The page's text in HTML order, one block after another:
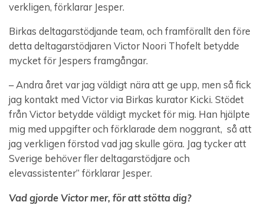
verkligen, förklarar Jesper.
Birkas deltagarstödjande team, och framförallt den före
detta deltagarstödjaren Victor Noori Thofelt betydde
mycket för Jespers framgångar.
– Andra året var jag väldigt nära att ge upp, men så fick
jag kontakt med Victor via Birkas kurator Kicki. Stödet
från Victor betydde väldigt mycket för mig. Han hjälpte
mig med uppgifter och förklarade dem noggrant, så att
jag verkligen förstod vad jag skulle göra. Jag tycker att
Sverige behöver fler deltagarstödjare och
elevassistenter” förklarar Jesper.
Vad gjorde Victor mer, för att stötta dig?